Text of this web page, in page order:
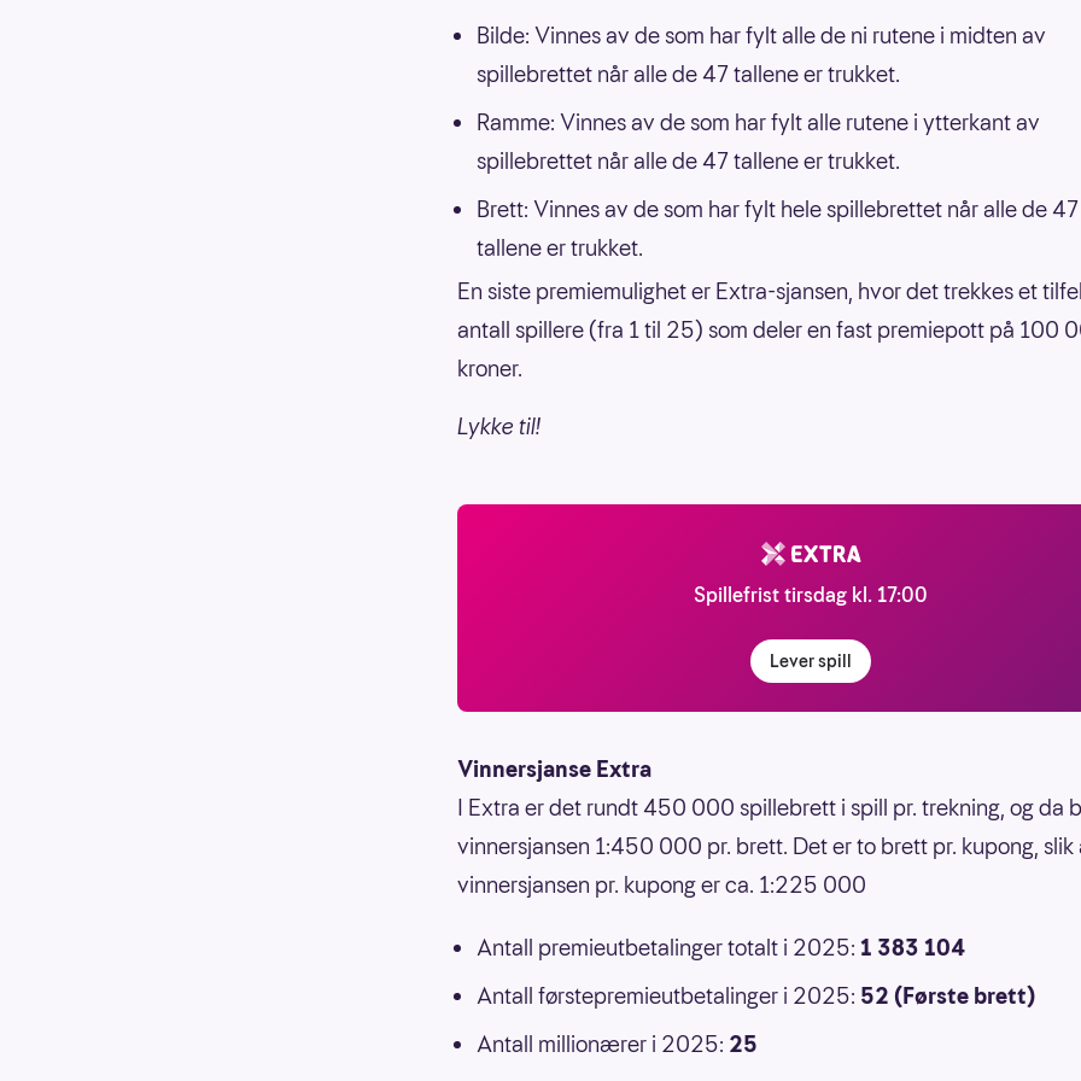
Bilde: Vinnes av de som har fylt alle de ni rutene i midten av
spillebrettet når alle de 47 tallene er trukket.
Ramme: Vinnes av de som har fylt alle rutene i ytterkant av
spillebrettet når alle de 47 tallene er trukket.
Brett: Vinnes av de som har fylt hele spillebrettet når alle de 47
tallene er trukket.
En siste premiemulighet er Extra-sjansen, hvor det trekkes et
antall spillere (fra 1 til 25) som deler en fast premiepott på 100
kroner.
Lykke til!
Spillefrist tirsdag kl. 17:00
Lever spill
Vinnersjanse Extra
I Extra er det rundt 450 000 spillebrett i spill pr. trekning, og da
vinnersjansen 1:450 000 pr. brett. Det er to brett pr. kupong, slik
vinnersjansen pr. kupong er ca. 1:225 000
Antall premieutbetalinger totalt i 2025: 1 383 104
Antall førstepremieutbetalinger i 2025: 52 (Første brett)
Antall millionærer i 2025: 25